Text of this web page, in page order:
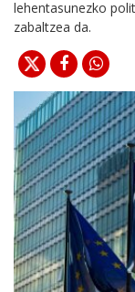
lehentasunezko
zabaltzea da.